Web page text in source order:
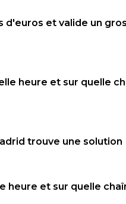
d'euros et valide un
heure et sur quelle
trouve une solution
heure et sur quelle